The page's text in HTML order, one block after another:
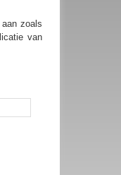
aan zoals
van